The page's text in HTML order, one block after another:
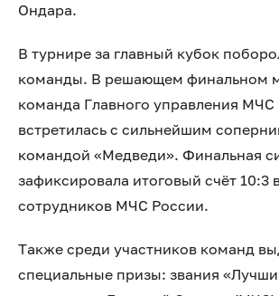
Ондара.
В турнире за главный кубок
команды. В решающем финальном
команда Главного управления МЧС
встретилась с сильнейшим
командой «Медведи». Финальная
зафиксировала итоговый счёт 10:3
сотрудников МЧС России.
Также среди участников команд
специальные призы: звания